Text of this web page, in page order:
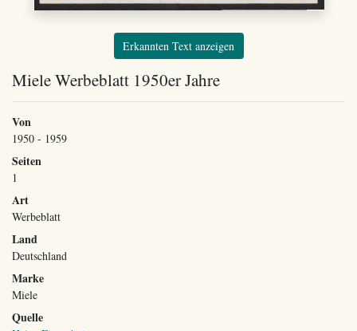
Erkannten Text anzeigen
Miele Werbeblatt 1950er Jahre
Von
1950 - 1959
Seiten
1
Art
Werbeblatt
Land
Deutschland
Marke
Miele
Quelle